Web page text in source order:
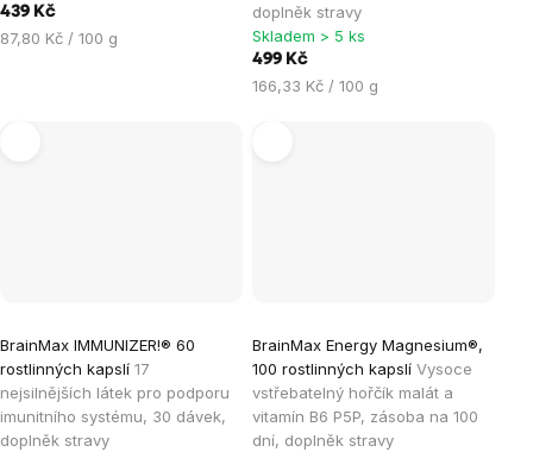
439 Kč
Měrná
87,80 Kč / 100 g
doplněk stravy
Skladem > 5 ks
499 Kč
Měrná
166,33 Kč / 100 g
BrainMax IMMUNIZER!® 60
rostlinných kapslí 17
nejsilnějších látek pro podporu
imunitního systému, 30 dávek,
doplněk stravy
BrainMax Energy Magnesium®,
100 rostlinných kapslí Vysoce
vstřebatelný hořčík malát a
vitamín B6 P5P, zásoba na 100
dní, doplněk stravy